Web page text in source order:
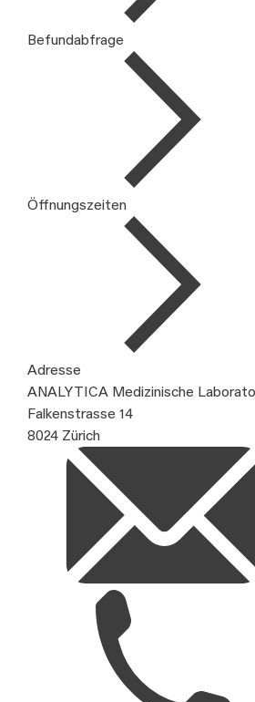
Befundabfrage
Öffnungszeiten
Adresse
ANALYTICA Medizinische
Falkenstrasse 14
8024 Zürich